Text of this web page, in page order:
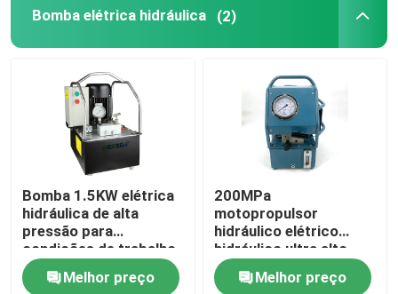
4 peças de motor diesel do curso
Bomba elétrica hidráulica (2)
Bomba 1.5KW elétrica
hidráulica de alta
pressão para
condições de trabalho
hidráulicas
Melhor preço
200MPa
motopropulsor
hidráulico elétrico
hidráulico ultra alto
2000Bar da bomba
DC220VMelhor preço